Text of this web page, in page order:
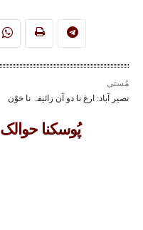
مُستی
نصیر آباد: ارغ نا دو آن زائیفہ نا خوْن
پُوسکنا حوالک